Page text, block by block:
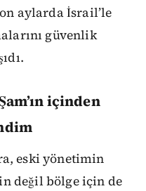
aylarda İsrail’le
güvenlik
içinden
eski yönetimin
değil bölge için de